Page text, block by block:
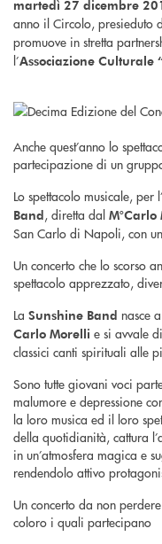
martedì 27 dicembre
anno il Circolo, presieduto
promuove in stretta
l’Associazione Culturale
Anche quest’anno lo
partecipazione di un
Lo spettacolo musicale, per
Band, diretta dal M°Carlo
San Carlo di Napoli, con
Un concerto che lo scorso
spettacolo apprezzato,
La Sunshine Band nasce
Carlo Morelli e si avvale
classici canti spirituali alle
Sono tutte giovani voci
malumore e depressione
la loro musica ed il loro
della quotidianità, cattura
in un’atmosfera magica e
rendendolo attivo
Un concerto da non
coloro i quali partecipano